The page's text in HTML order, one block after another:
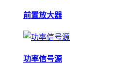
前置放大器
功率信号源